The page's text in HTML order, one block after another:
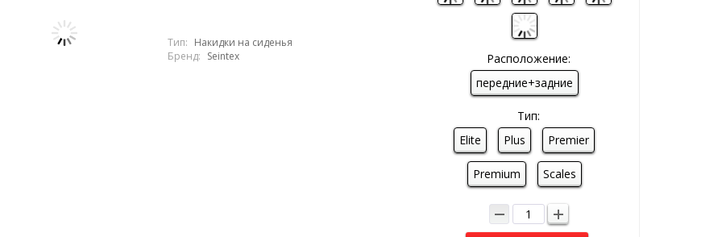
Тип: Накидки на сиденья
Бренд: Seintex
Расположение:
передние+задние
Тип:
Elite
Plus Premier
Premium Scales